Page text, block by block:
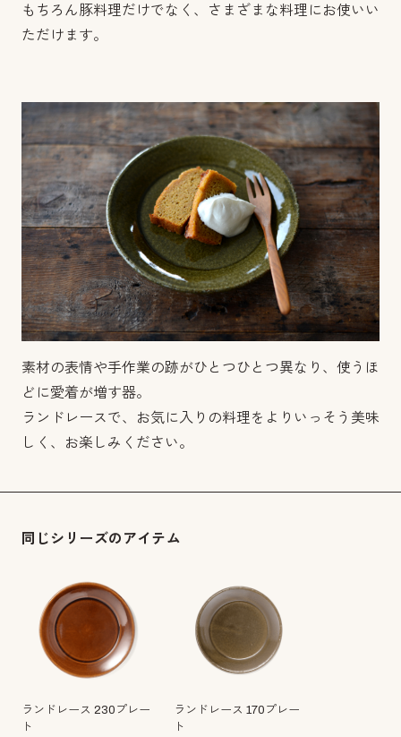
もちろん豚料理だけでなく、さまざまな料理にお使いい
ただけます。
素材の表情や手作業の跡がひとつひとつ異なり、使うほ
どに愛着が増す器。
ランドレースで、お気に入りの料理をよりいっそう美味
しく、お楽しみください。
同じシリーズのアイテム
ランドレース 230プレー
ト
ランドレース 170プレー
ト